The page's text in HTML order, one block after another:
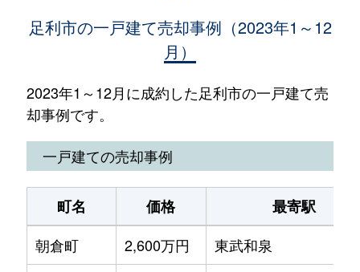
足利市の一戸建て売却事例（2023年1～12
月）
2023年1～12月に成約した足利市の一戸建て売
却事例です。
一戸建ての売却事例
町名 価格
最寄駅
朝倉町
2,600万円
東武和泉